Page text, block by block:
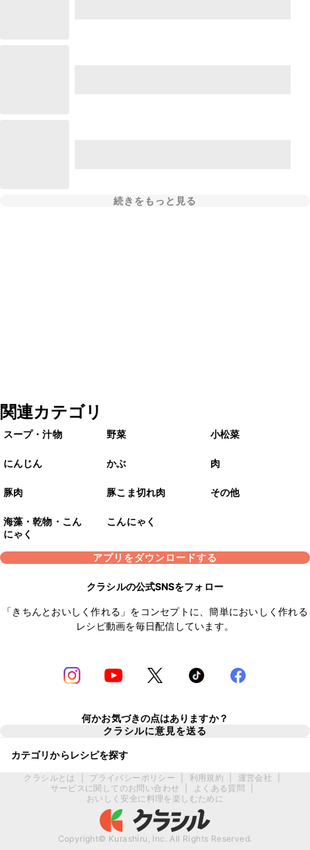
続きをもっと見る
関連カテゴリ
スープ・汁物 野菜 小松菜
にんじん かぶ 肉
豚肉 豚こま切れ肉 その他
海藻・乾物・こん
にゃく
こんにゃく
アプリをダウンロードする
クラシルの公式SNSをフォロー
「きちんとおいしく作れる」をコンセプトに、簡単においしく作れる
レシピ動画を毎日配信しています。
何かお気づきの点はありますか？
クラシルに意見を送る
カテゴリからレシピを探す
クラシルとは プライバシーポリシー 利用規約 運営会社
サービスに関してのお問い合わせ
よくある質問
おいしく安全に料理を楽しむために
Copyright© Kurashiru, Inc. All Rights Reserved.